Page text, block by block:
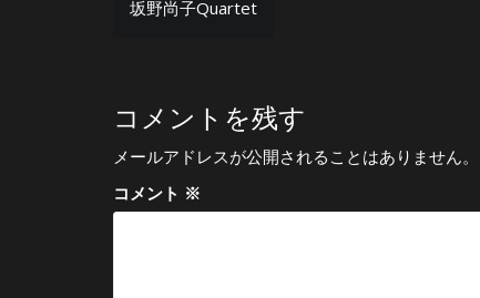
ビ
ゲ
ー
シ
坂野尚子Quartet
コメントを残す
メールアドレスが公開されることはありません。
コメント ※